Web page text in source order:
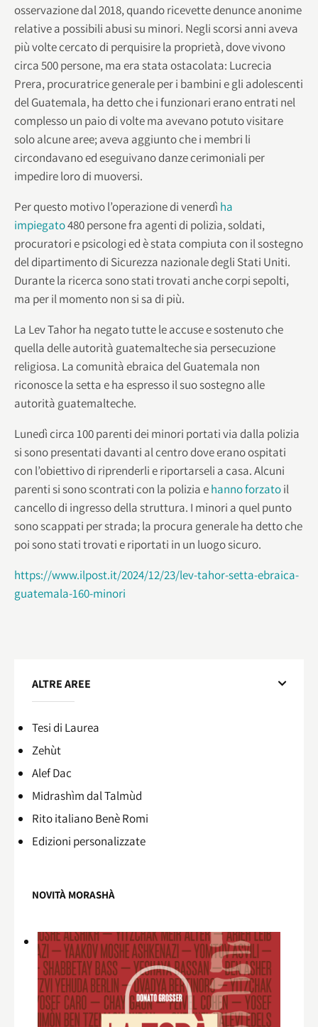
osservazione dal 2018, quando ricevette denunce anonime
relative a possibili abusi su minori. Negli scorsi anni aveva
più volte cercato di perquisire la proprietà, dove vivono
circa 500 persone, ma era stata ostacolata: Lucrecia
Prera, procuratrice generale per i bambini e gli adolescenti
del Guatemala, ha detto che i funzionari erano entrati nel
complesso un paio di volte ma avevano potuto visitare
solo alcune aree; aveva aggiunto che i membri li
circondavano ed eseguivano danze cerimoniali per
impedire loro di muoversi.
Per questo motivo l’operazione di venerdì ha
impiegato480 persone fra agenti di polizia, soldati,
procuratori e psicologi ed è stata compiuta con il sostegno
del dipartimento di Sicurezza nazionale degli Stati Uniti.
Durante la ricerca sono stati trovati anche corpi sepolti,
ma per il momento non si sa di più.
La Lev Tahor ha negato tutte le accuse e sostenuto che
quella delle autorità guatemalteche sia persecuzione
religiosa. La comunità ebraica del Guatemala non
riconosce la setta e ha espresso il suo sostegno alle
autorità guatemalteche.
Lunedì circa 100 parenti dei minori portati via dalla polizia
si sono presentati davanti al centro dove erano ospitati
con l’obiettivo di riprenderli e riportarseli a casa. Alcuni
parenti si sono scontrati con la polizia ehanno forzatoil
cancello di ingresso della struttura. I minori a quel punto
sono scappati per strada; la procura generale ha detto che
poi sono stati trovati e riportati in un luogo sicuro.
https://www.ilpost.it/2024/12/23/lev-tahor-setta-ebraica-
guatemala-160-minori
ALTRE AREE
Tesi di Laurea
Zehùt
Alef Dac
Midrashìm dal Talmùd
Rito italiano Benè Romi​
Edizioni personalizzate
NOVITÀ MORASHÀ